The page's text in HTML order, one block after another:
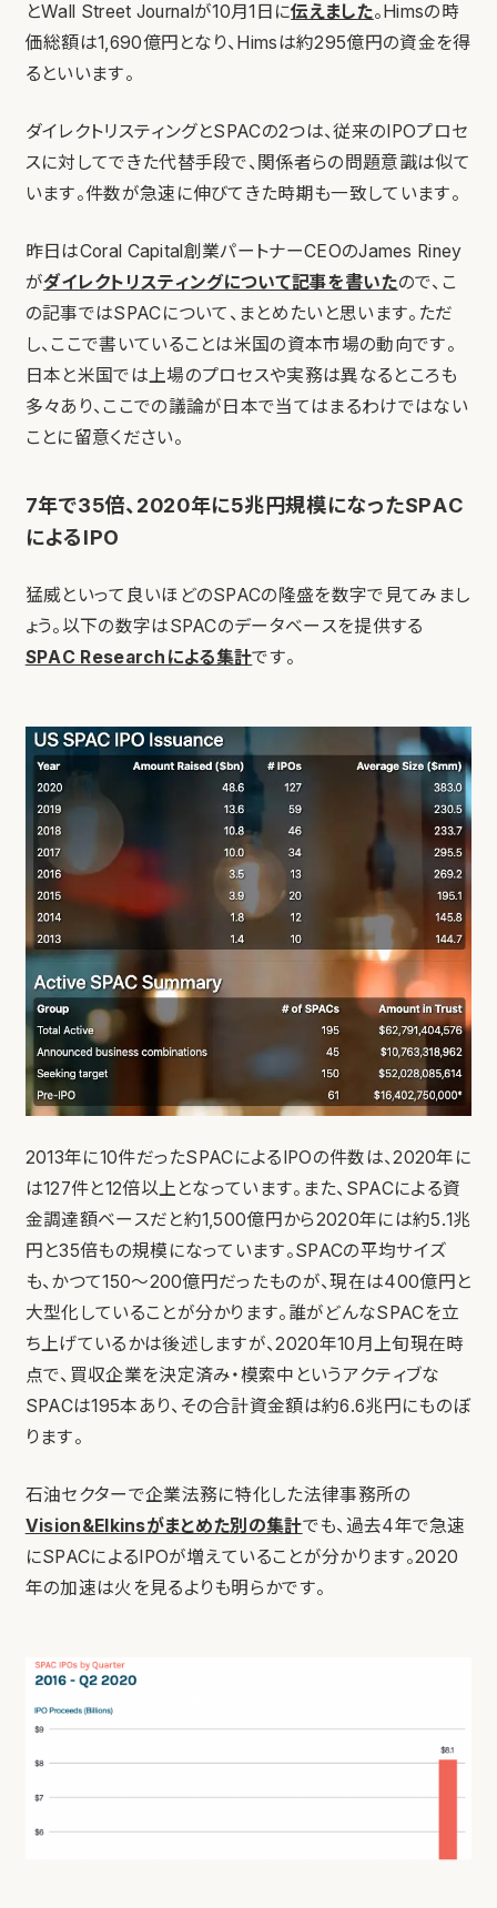
とWall Street Journalが10月1日に伝えました。Himsの時
価総額は1,690億円となり、Himsは約295億円の資金を得
るといいます。
ダイレクトリスティングとSPACの2つは、従来のIPOプロセ
スに対してできた代替手段で、関係者らの問題意識は似て
います。件数が急速に伸びてきた時期も一致しています。
昨日はCoral Capital創業パートナーCEOのJames Riney
がダイレクトリスティングについて記事を書いたので、こ
の記事ではSPACについて、まとめたいと思います。ただ
し、ここで書いていることは米国の資本市場の動向です。
日本と米国では上場のプロセスや実務は異なるところも
多々あり、ここでの議論が日本で当てはまるわけではない
ことに留意ください。
7年で35倍、2020年に5兆円規模になったSPAC
によるIPO
猛威といって良いほどのSPACの隆盛を数字で見てみまし
ょう。以下の数字はSPACのデータベースを提供する
SPAC Researchによる集計です。
2013年に10件だったSPACによるIPOの件数は、2020年に
は127件と12倍以上となっています。また、SPACによる資
金調達額ベースだと約1,500億円から2020年には約5.1兆
円と35倍もの規模になっています。SPACの平均サイズ
も、かつて150〜200億円だったものが、現在は400億円と
大型化していることが分かります。誰がどんなSPACを立
ち上げているかは後述しますが、2020年10月上旬現在時
点で、買収企業を決定済み・模索中というアクティブな
SPACは195本あり、その合計資金額は約6.6兆円にものぼ
ります。
石油セクターで企業法務に特化した法律事務所の
Vision&Elkinsがまとめた別の集計でも、過去4年で急速
にSPACによるIPOが増えていることが分かります。2020
年の加速は火を見るよりも明らかです。